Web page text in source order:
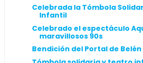
Celebrada la Tómbola
Infantil
Celebrado el espectáculo
maravillosos 90s
Bendición del Portal de Belén